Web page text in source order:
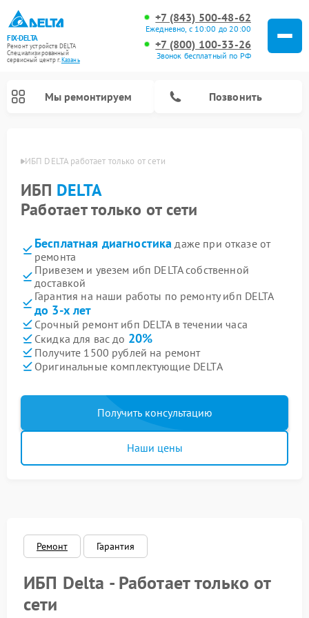
FIX-DELTA
Ремонт устройств DELTA
Специализированный
cервисный центр г.Казань
+7 (843) 500-48-62
Ежедневно, с 10:00 до 20:00
+7 (800) 100-33-26
Звонок бесплатный по РФ
Мы ремонтируем Позвонить
ИБП DELTA работает только от сети
ИБП DELTA
Работает только от сети
Бесплатная диагностика даже при отказе от
ремонта
Привезем и увезем ибп DELTA собственной
доставкой
Гарантия на наши работы по ремонту ибп DELTA
до 3-х лет
Срочный ремонт ибп DELTA в течении часа
Скидка для вас до 20%
Получите 1500 рублей на ремонт
Оригинальные комплектующие DELTA
Получить консультацию
Наши цены
Ремонт Гарантия
ИБП Delta - Работает только от
сети